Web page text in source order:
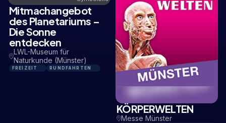
2,8 KM
Mitmachangebot
des Planetariums –
Die Sonne
entdecken
LWL-Museum für
Naturkunde (Münster)
FREIZEIT RUNDFAHRTEN
1,9 KM
KÖRPERWELTEN
Messe Münster